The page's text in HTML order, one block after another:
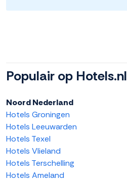
Populair op Hotels.nl
Noord Nederland
Hotels Groningen
Hotels Leeuwarden
Hotels Texel
Hotels Vlieland
Hotels Terschelling
Hotels Ameland